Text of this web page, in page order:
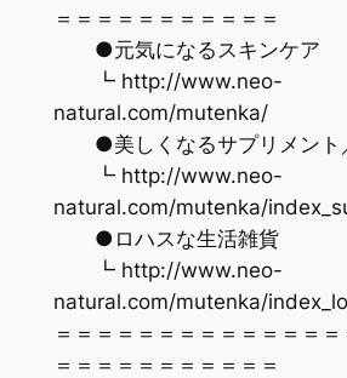
＝＝＝＝＝＝＝＝＝＝＝
●元気になるスキンケア
┗ http://www.neo-
natural.com/mutenka/
●美しくなるサプリメント
┗ http://www.neo-
natural.com/mutenka/
●ロハスな生活雑貨
┗ http://www.neo-
natural.com/mutenka/
＝＝＝＝＝＝＝＝＝＝＝＝＝
＝＝＝＝＝＝＝＝＝＝＝